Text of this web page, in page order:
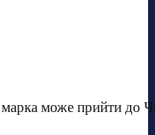
може прийти до